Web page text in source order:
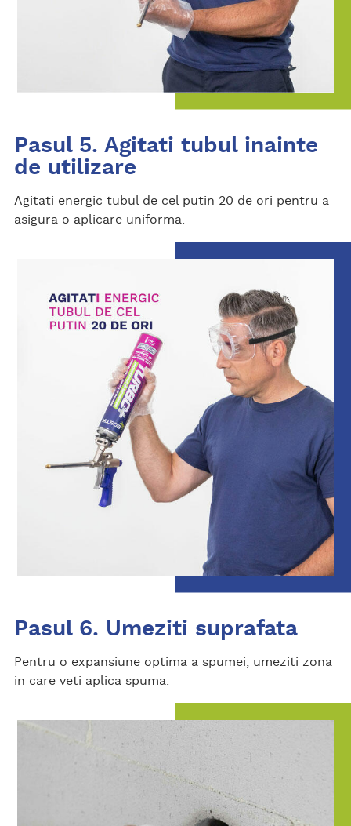
Pasul 5. Agitati tubul inainte
de utilizare
Agitati energic tubul de cel putin 20 de ori pentru a
asigura o aplicare uniforma.
Pasul 6. Umeziti suprafata
Pentru o expansiune optima a spumei, umeziti zona
in care veti aplica spuma.